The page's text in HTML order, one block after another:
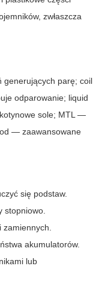
zwłaszcza
parę; coil
odparowanie; liquid
sole; MTL —
— zaawansowane
się podstaw.
stopniowo.
akumulatorów.
lub